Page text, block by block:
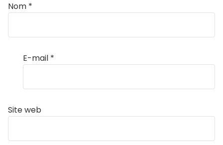
Nom *
E-mail *
Site web